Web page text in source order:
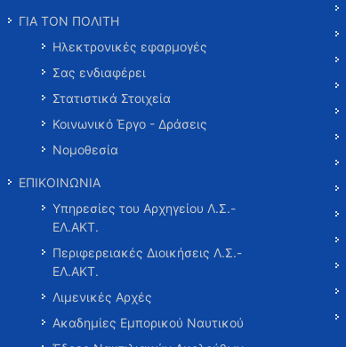
ΓΙΑ ΤΟΝ ΠΟΛΙΤΗ
Ηλεκτρονικές εφαρμογές
Σας ενδιαφέρει
Στατιστικά Στοιχεία
Κοινωνικό Έργο - Δράσεις
Νομοθεσία
ΕΠΙΚΟΙΝΩΝΙΑ
Υπηρεσίες του Αρχηγείου Λ.Σ.-
ΕΛ.ΑΚΤ.
Περιφερειακές Διοικήσεις Λ.Σ.-
ΕΛ.ΑΚΤ.
Λιμενικές Αρχές
Ακαδημίες Εμπορικού Ναυτικού